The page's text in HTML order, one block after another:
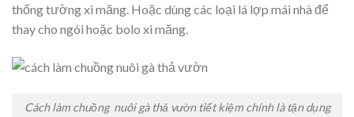
thống tường xi măng. Hoặc dùng các loại lá lợp mái nhà để
thay cho ngói hoặc bolo xi măng.
Cách làm chuồng nuôi gà thả vườn tiết kiệm chính là tận dụng